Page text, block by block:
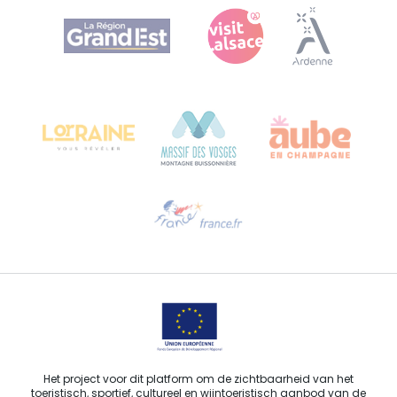
Agence Régionale du Tourisme Grand Est
Bureau de Colmar (hoofdkantoor)
Stuur ons een e-mail
Het project voor dit platform om de zichtbaarheid van het